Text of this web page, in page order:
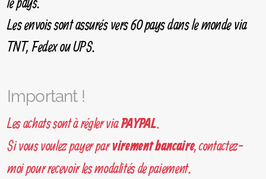
Les envois sont assurés vers 60 pays dans le monde via
TNT, Fedex ou UPS.
Important !
Les achats sont à régler viaPAYPAL.
Si vous voulez payer parvirement bancaire, contactez-
moi pour recevoir les modalités de paiement.